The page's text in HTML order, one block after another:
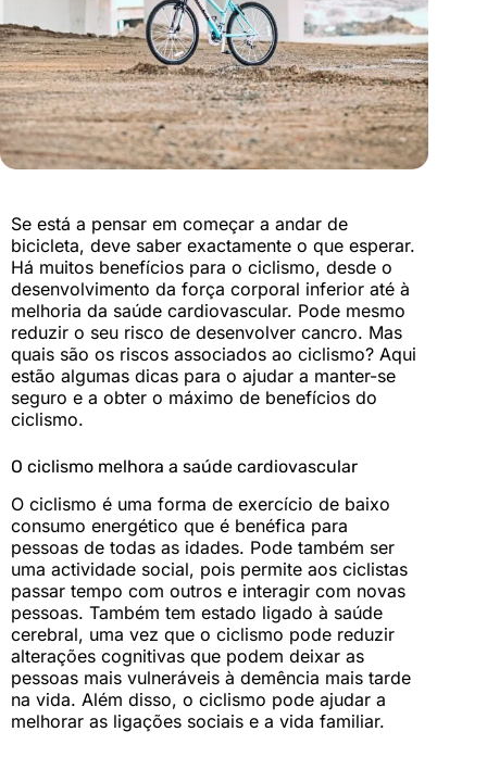
Se está a pensar em começar a andar de
bicicleta, deve saber exactamente o que esperar.
Há muitos benefícios para o ciclismo, desde o
desenvolvimento da força corporal inferior até à
melhoria da saúde cardiovascular. Pode mesmo
reduzir o seu risco de desenvolver cancro. Mas
quais são os riscos associados ao ciclismo? Aqui
estão algumas dicas para o ajudar a manter-se
seguro e a obter o máximo de benefícios do
ciclismo.
O ciclismo melhora a saúde cardiovascular
O ciclismo é uma forma de exercício de baixo
consumo energético que é benéfica para
pessoas de todas as idades. Pode também ser
uma actividade social, pois permite aos ciclistas
passar tempo com outros e interagir com novas
pessoas. Também tem estado ligado à saúde
cerebral, uma vez que o ciclismo pode reduzir
alterações cognitivas que podem deixar as
pessoas mais vulneráveis à demência mais tarde
na vida. Além disso, o ciclismo pode ajudar a
melhorar as ligações sociais e a vida familiar.